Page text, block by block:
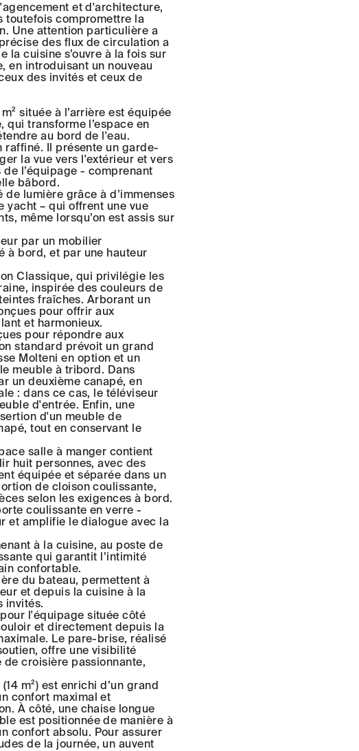
et d'architecture,
toutefois compromettre la
Une attention particulière a
des flux de circulation a
la cuisine s’ouvre à la fois sur
en introduisant un nouveau
des invités et ceux de
située à l’arrière est équipée
qui transforme l’espace en
au bord de l'eau.
raffiné. Il présente un garde-
la vue vers l'extérieur et vers
l’équipage - comprenant
bâbord.
de lumière grâce à d’immenses
yacht – qui offrent une vue
même lorsqu’on est assis sur
par un mobilier
à bord, et par une hauteur
Classique, qui privilégie les
inspirée des couleurs de
fraîches. Arborant un
pour offrir aux
et harmonieux.
pour répondre aux
standard prévoit un grand
Molteni en option et un
meuble à tribord. Dans
un deuxième canapé, en
: dans ce cas, le téléviseur
d'entrée. Enfin, une
d'un meuble de
tout en conservant le
salle à manger contient
huit personnes, avec des
équipée et séparée dans un
de cloison coulissante,
selon les exigences à bord.
coulissante en verre -
et amplifie le dialogue avec la
à la cuisine, au poste de
qui garantit l’intimité
confortable.
du bateau, permettent à
et depuis la cuisine à la
invités.
l'équipage située côté
et directement depuis la
Le pare-brise, réalisé
offre une visibilité
croisière passionnante,
m²) est enrichi d’un grand
confort maximal et
À côté, une chaise longue
est positionnée de manière à
confort absolu. Pour assurer
de la journée, un auvent